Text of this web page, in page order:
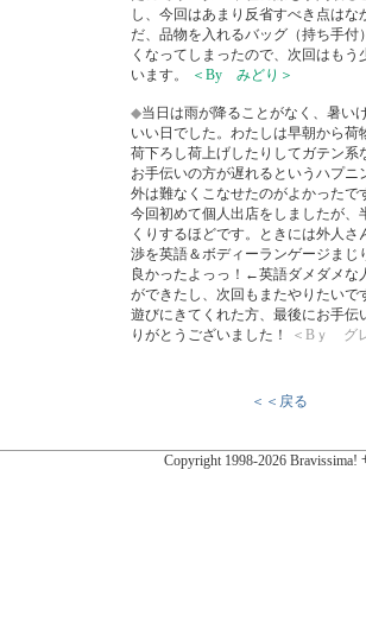
し、今回はあまり反省すべき点は
だ、品物を入れるバッグ（持ち手付
くなってしまったので、次回はも
います。
＜By みどり＞
◆当日は雨が降ることがなく、暑い
いい日でした。わたしは早朝から荷
荷下ろし荷上げしたりしてガテン系
お手伝いの方が遅れるというハプニ
外は難なくこなせたのがよかったで
今回初めて個人出店をしましたが、
くりするほどです。ときには外人
渉を英語＆ボディーランゲージまじ
良かったよっっ！←英語ダメダメな
ができたし、次回もまたやりたいで
遊びにきてくれた方、最後にお手伝
りがとうございました！
＜Bｙ グ
＜＜戻る
Copyright 1998-2026